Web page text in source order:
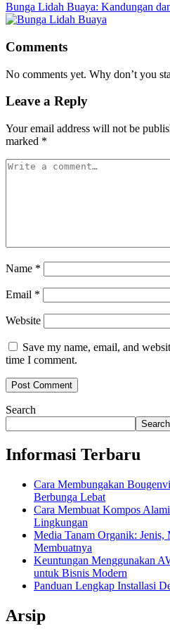
Bunga Lidah Buaya: Kandungan
Comments
No comments yet. Why don’t you
Leave a Reply
Your email address will not be
marked *
Name *
Email *
Website
Save my name, email, and
time I comment.
Search
Search
Informasi Terbaru
Cara Membungakan
Berbunga Lebat
Cara Membuat Kompos
Lingkungan
Media Tanam Organik: Jenis,
Membuatnya
Keuntungan Menggunakan
untuk Bisnis Modern
Panduan Lengkap Installasi
Arsip